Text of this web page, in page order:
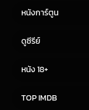
หนังการ์ตูน
ดูซีรีย์
หนัง 18+
TOP IMDB